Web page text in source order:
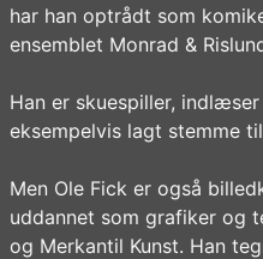
har han optrådt som
ensemblet Monrad &
Han er skuespiller,
eksempelvis lagt stemme
Men Ole Fick er også
uddannet som grafiker og
og Merkantil Kunst. Han